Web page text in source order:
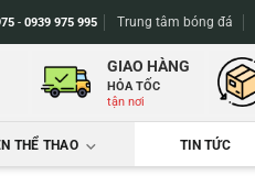
- 0939 975 995 Trung tâm bóng đá
GIAO HÀNG
HỎA TỐC
tận nơi
THỂ THAO TIN TỨC